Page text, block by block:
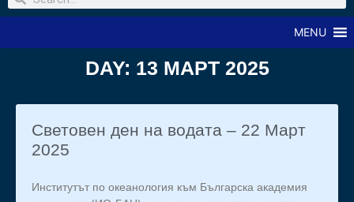
MENU
DAY: 13 МАРТ 2025
Световен ден на водата – 22 Март
2025
Институтът по океанология към Българска академия